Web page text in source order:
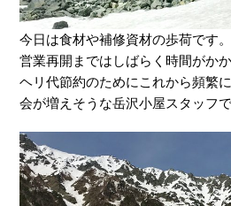
今日は食材や補修資材の歩荷です。
営業再開まではしばらく時間がか
ヘリ代節約のためにこれから頻繁
会が増えそうな岳沢小屋スタッフ